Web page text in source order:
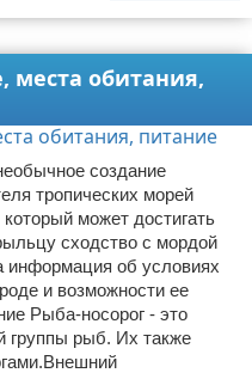
места обитания,
создание
тропических морей
может достигать
сходство с мордой
информация об условиях
и возможности ее
Рыба-носорог - это
группы рыб. Их также